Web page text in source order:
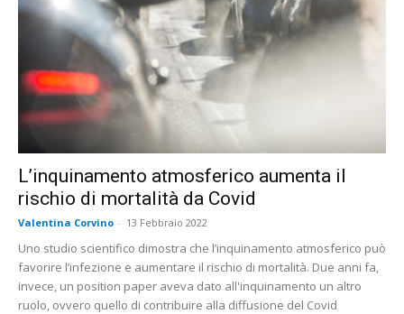
L’inquinamento atmosferico aumenta il
rischio di mortalità da Covid
Valentina Corvino - 13 Febbraio 2022
Uno studio scientifico dimostra che l’inquinamento atmosferico può
favorire l’infezione e aumentare il rischio di mortalità. Due anni fa,
invece, un position paper aveva dato all'inquinamento un altro
ruolo, ovvero quello di contribuire alla diffusione del Covid